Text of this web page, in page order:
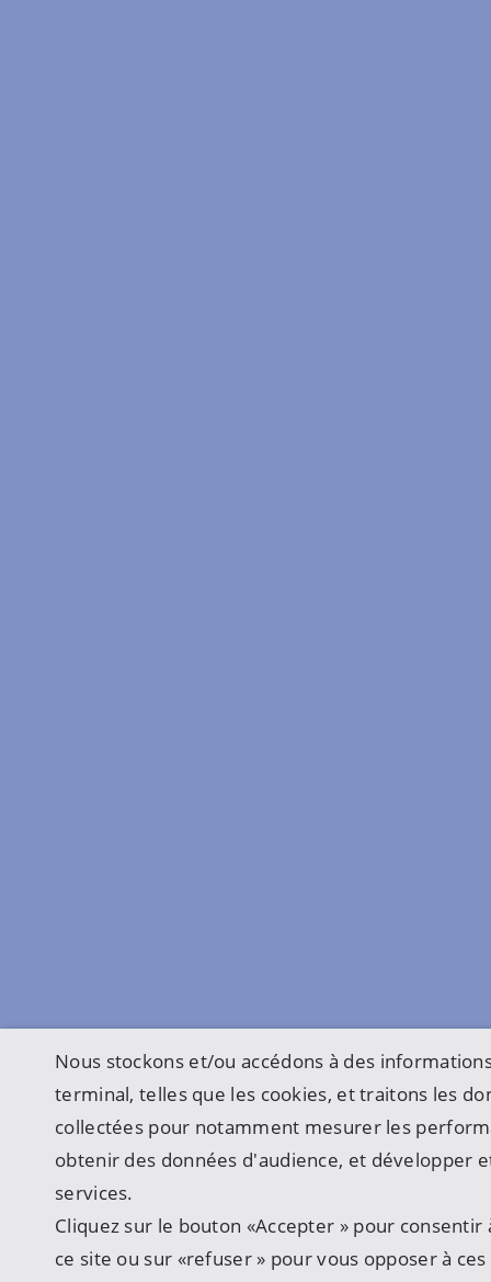
Nous stockons et/ou accédons à des
terminal, telles que les cookies, et traitons les
collectées pour notamment mesurer les
obtenir des données d'audience, et développer
services.
Cliquez sur le bouton «Accepter » pour consentir
ce site ou sur «refuser » pour vous opposer à